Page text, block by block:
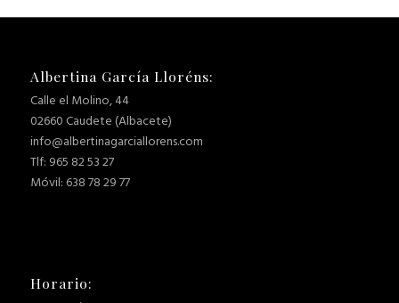
Albertina García Lloréns:
Calle el Molino, 44
02660 Caudete (Albacete)
info@albertinagarciallorens.com
Tlf: 965 82 53 27
Móvil: 638 78 29 77
Horario: